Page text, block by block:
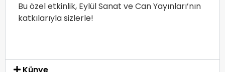
Bu özel etkinlik, Eylül Sanat ve Can Yayınları’nın
katkılarıyla sizlerle!
Künye